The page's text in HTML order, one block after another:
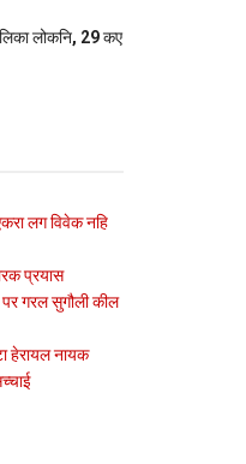
लोकनि, 29 कए
लग विवेक नहि
प्रयास
गरल सुगौली कील
हेरायल नायक